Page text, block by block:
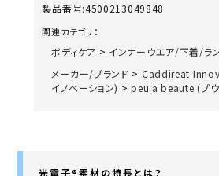
製品番号:4500213049848
関連カテゴリ：
ボディケア > インナーウエア/下着/ラ
メーカー/ブランド > Caddireat
イノベーション) >peu a beaute (プ
光電子®素材の特長とは？